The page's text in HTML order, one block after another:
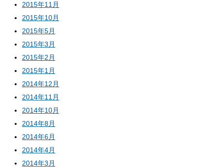
2015年11月
2015年10月
2015年5月
2015年3月
2015年2月
2015年1月
2014年12月
2014年11月
2014年10月
2014年8月
2014年6月
2014年4月
2014年3月